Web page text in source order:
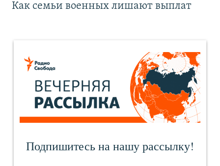
Как семьи военных лишают выплат